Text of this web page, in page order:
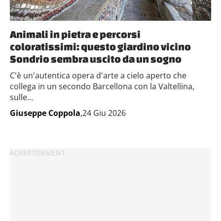
Animali in pietra e percorsi
coloratissimi: questo giardino vicino
Sondrio sembra uscito da un sogno
C'è un'autentica opera d'arte a cielo aperto che
collega in un secondo Barcellona con la Valtellina,
sulle...
Giuseppe Coppola,24 Giu 2026